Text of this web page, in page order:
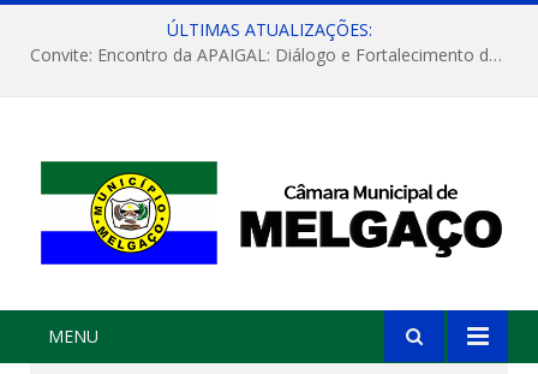
ÚLTIMAS ATUALIZAÇÕES:
Convite: Encontro da APAIGAL: Diálogo e Fortalecimento da Agricultura Familiar
MENU